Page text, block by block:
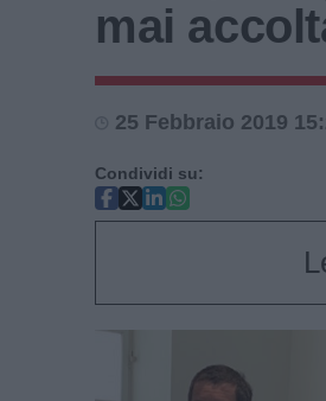
mai
25 Febbraio 2019
Condividi su: